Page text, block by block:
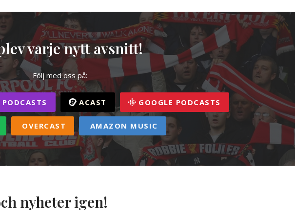
varje nytt avsnitt!
Följ med oss på:
PODCASTS ACAST GOOGLE PODCASTS
OVERCAST AMAZON MUSIC
nyheter igen!